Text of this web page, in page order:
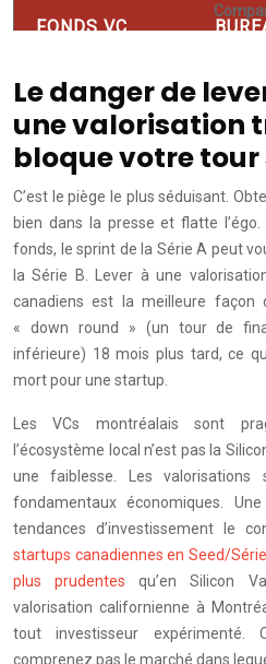
Le danger de
une valorisation
bloque votre
C’est le piège le plus séduisant.
bien dans la presse et flatte
fonds, le sprint de la Série A peut
la Série B. Lever à une
canadiens est la meilleure
« down round » (un tour de
inférieure) 18 mois plus tard, ce
mort pour une startup.
Les VCs montréalais sont
l’écosystème local n’est pas la
une faiblesse. Les
fondamentaux économiques.
tendances d’investissement le
startups canadiennes en Seed/
plus prudentes qu’en Silicon
valorisation californienne à
tout investisseur
comprenez pas le marché dans